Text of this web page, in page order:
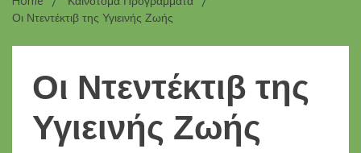
Οι Ντεντέκτιβ της Υγιεινής Ζωής
Οι Ντεντέκτιβ της
Υγιεινής Ζωής